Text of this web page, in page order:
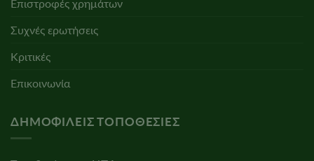
Επιστροφές χρημάτων
Συχνές ερωτήσεις
Κριτικές
Επικοινωνία
ΔΗΜΟΦΙΛΕΊΣ ΤΟΠΟΘΕΣΊΕΣ